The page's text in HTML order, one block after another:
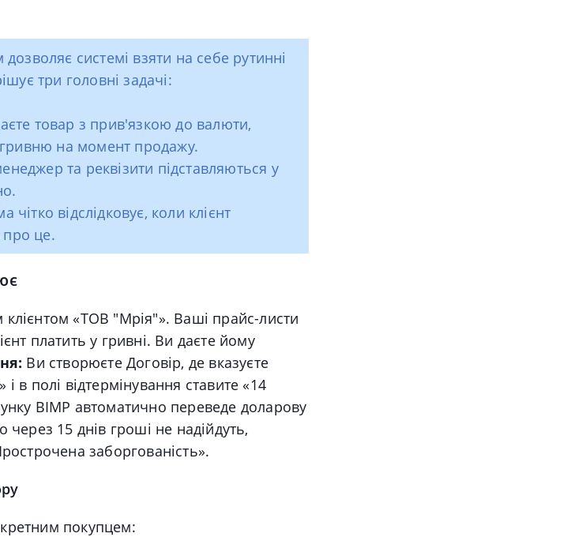
системі взяти на себе рутинні
три головні задачі:
товар з прив'язкою до валюти,
на момент продажу.
та реквізити підставляються у
чітко відслідковує, коли клієнт
про це.
«ТОВ "Мрія"». Ваші прайс-листи
платить у гривні. Ви даєте йому
Ви створюєте Договір, де вказуєте
в полі відтермінування ставите «14
BIMP автоматично переведе доларову
15 днів гроші не надійдуть,
заборгованість».
покупцем: